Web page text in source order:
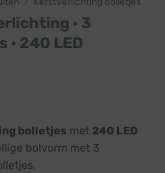
· 3
240 LED
bolletjes met 240 LED
bolvorm met 3